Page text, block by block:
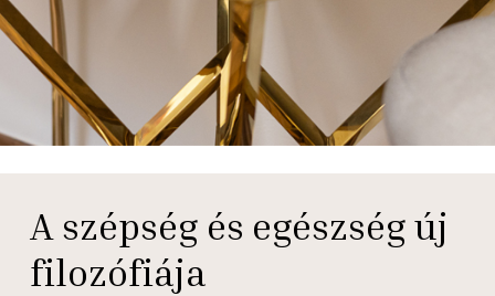
A szépség és egészség új
filozófiája